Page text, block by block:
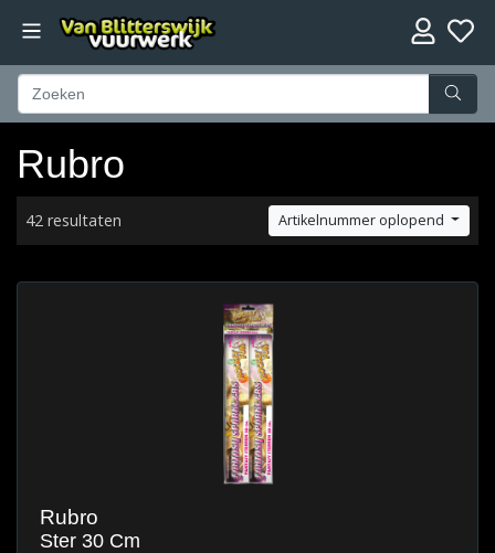
Rubro
42 resultaten Artikelnummer oplopend
Rubro
Ster 30 Cm